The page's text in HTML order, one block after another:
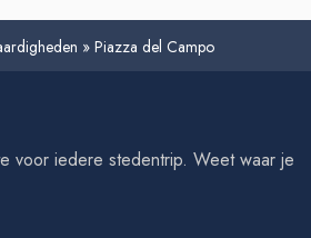
» Piazza del Campo
voor iedere stedentrip. Weet waar je